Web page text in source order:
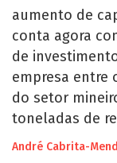
aumento de
conta agora
de
empresa entre
do setor
toneladas de
André Cabrita-